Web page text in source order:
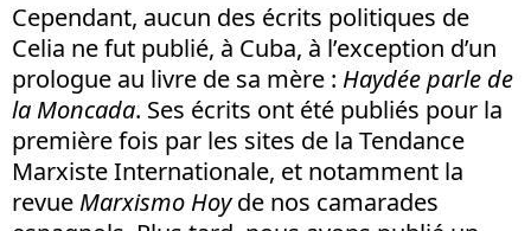
Cependant, aucun des écrits politiques de
Celia ne fut publié, à Cuba, à l’exception d’un
prologue au livre de sa mère : Haydée parle de
la Moncada. Ses écrits ont été publiés pour la
première fois par les sites de la Tendance
Marxiste Internationale, et notamment la
revueMarxismo Hoyde nos camarades